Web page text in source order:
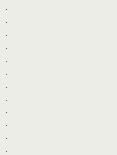
.
.
.
.
.
.
.
.
.
.
.
.